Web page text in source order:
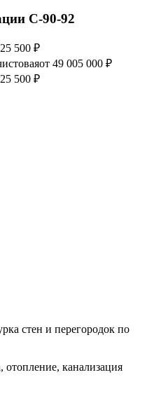
С-90-92
500 ₽
от 49 005 000 ₽
500 ₽
стен и перегородок по
канализация